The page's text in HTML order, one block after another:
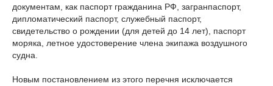
документам, как паспорт гражданина РФ, загранпаспорт,
дипломатический паспорт, служебный паспорт,
свидетельство о рождении (для детей до 14 лет), паспорт
моряка, летное удостоверение члена экипажа воздушного
судна.
Новым постановлением из этого перечня исключается